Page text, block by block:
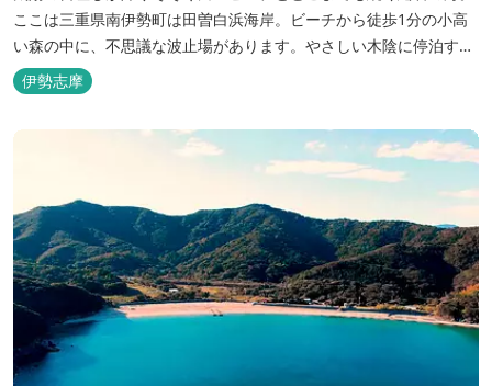
ここは三重県南伊勢町は田曽白浜海岸。ビーチから徒歩1分の小高
い森の中に、不思議な波止場があります。やさしい木陰に停泊する
のは3艇のヨット。日本初の森のマリーナです。 航海の気分高まる
インテリアは見た目からは想像できないほど広く、くつろぎの空
間。夏場でもエアコン完備で快適にお過ごしいただけます。甲板の
上に寝転んで夜空を見上げれば...
伊勢志摩